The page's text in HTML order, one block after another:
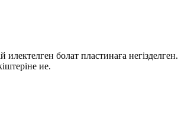
болат пластинаға негізделген.
ие.